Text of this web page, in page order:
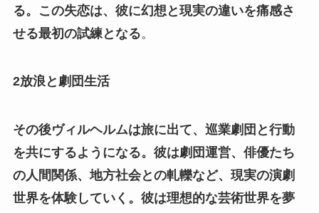
る。この失恋は、彼に幻想と現実の違いを痛感さ
せる最初の試練となる。
2放浪と劇団生活
その後ヴィルヘルムは旅に出て、巡業劇団と行動
を共にするようになる。彼は劇団運営、俳優たち
の人間関係、地方社会との軋轢など、現実の演劇
世界を体験していく。彼は理想的な芸術世界を夢